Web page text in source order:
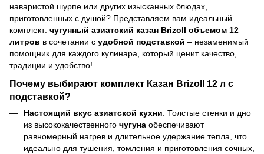
наваристой шурпе или других изысканных блюдах,
приготовленных с душой? Представляем вам идеальный
комплект: чугунный азиатский казан Brizoll объемом 12
литров в сочетании с удобной подставкой – незаменимый
помощник для каждого кулинара, который ценит качество,
традиции и удобство!
Почему выбирают комплект Казан Brizoll 12 л с
подставкой?
Настоящий вкус азиатской кухни: Толстые стенки и дно
из высококачественного чугуна обеспечивают
равномерный нагрев и длительное удержание тепла, что
идеально для тушения, томления и приготовления сочных,